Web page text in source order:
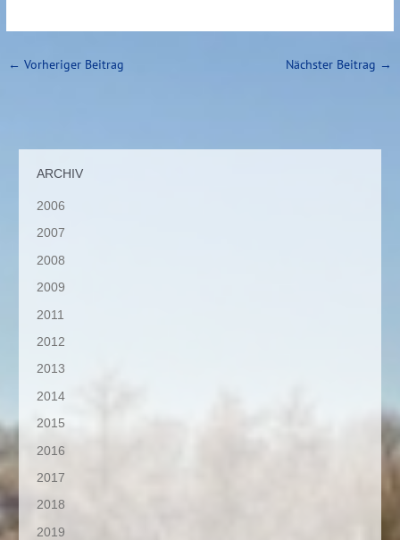
← Vorheriger Beitrag Nächster Beitrag →
ARCHIV
2006
2007
2008
2009
2011
2012
2013
2014
2015
2016
2017
2018
2019